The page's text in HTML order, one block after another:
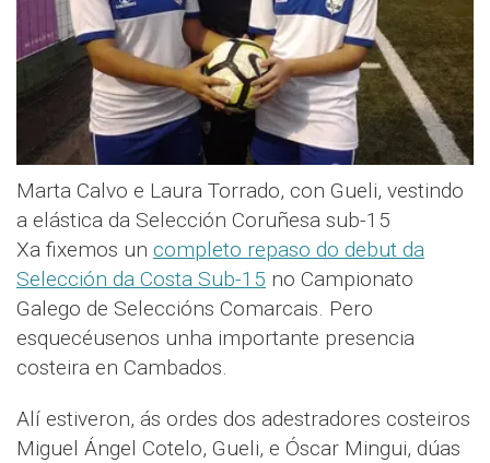
Marta Calvo e Laura Torrado, con Gueli, vestindo
a elástica da Selección Coruñesa sub-15
Xa fixemos un completo repaso do debut da
Selección da Costa Sub-15 no Campionato
Galego de Seleccións Comarcais. Pero
esquecéusenos unha importante presencia
costeira en Cambados.
Alí estiveron, ás ordes dos adestradores costeiros
Miguel Ángel Cotelo, Gueli, e Óscar Mingui, dúas